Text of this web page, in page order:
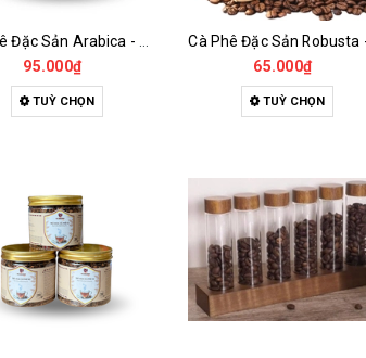
95.000₫
TUỲ CHỌN
65.000₫
TUỲ CHỌN